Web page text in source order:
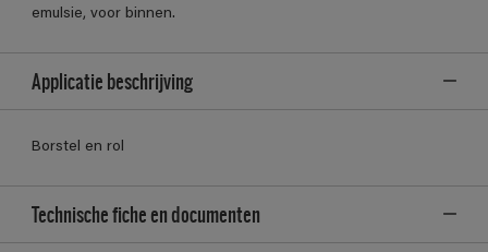
emulsie, voor binnen.
Applicatie beschrijving
Borstel en rol
Technische fiche en documenten